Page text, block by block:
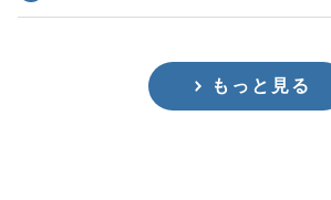
もっと見る